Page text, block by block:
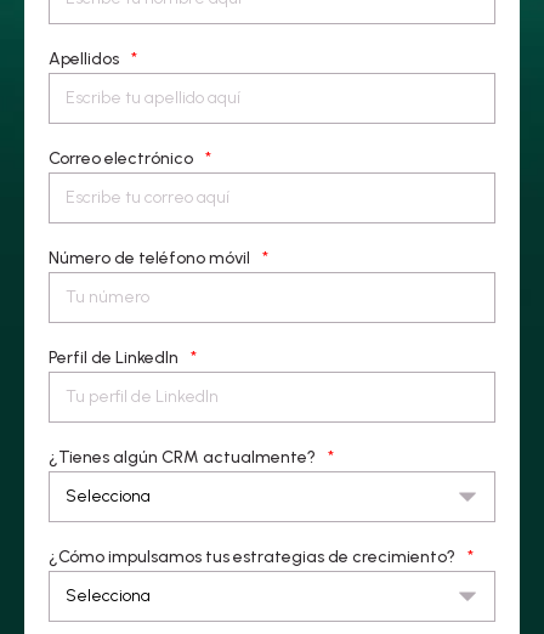
Apellidos *
Correo electrónico *
Número de teléfono móvil *
Perfil de LinkedIn *
¿Tienes algún CRM actualmente? *
¿Cómo impulsamos tus estrategias de crecimiento? *